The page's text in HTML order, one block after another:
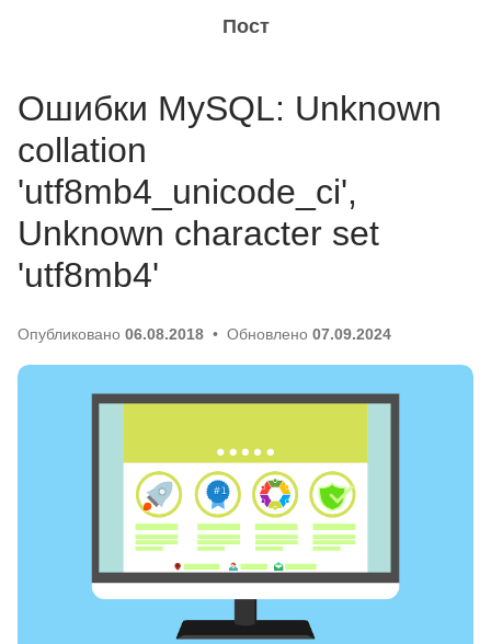
Пост
Ошибки MySQL: Unknown
collation
'utf8mb4_unicode_ci',
Unknown character set
'utf8mb4'
Опубликовано 06.08.2018 Обновлено 07.09.2024